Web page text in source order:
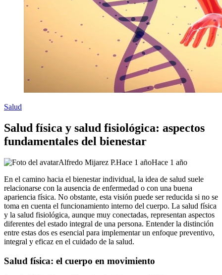
Salud
Salud física y salud fisiológica: aspectos
fundamentales del bienestar
Alfredo Mijarez P.Hace 1 añoHace 1 año
En el camino hacia el bienestar individual, la idea de salud suele
relacionarse con la ausencia de enfermedad o con una buena
apariencia física. No obstante, esta visión puede ser reducida si no se
toma en cuenta el funcionamiento interno del cuerpo. La salud física
y la salud fisiológica, aunque muy conectadas, representan aspectos
diferentes del estado integral de una persona. Entender la distinción
entre estas dos es esencial para implementar un enfoque preventivo,
integral y eficaz en el cuidado de la salud.
Salud física: el cuerpo en movimiento